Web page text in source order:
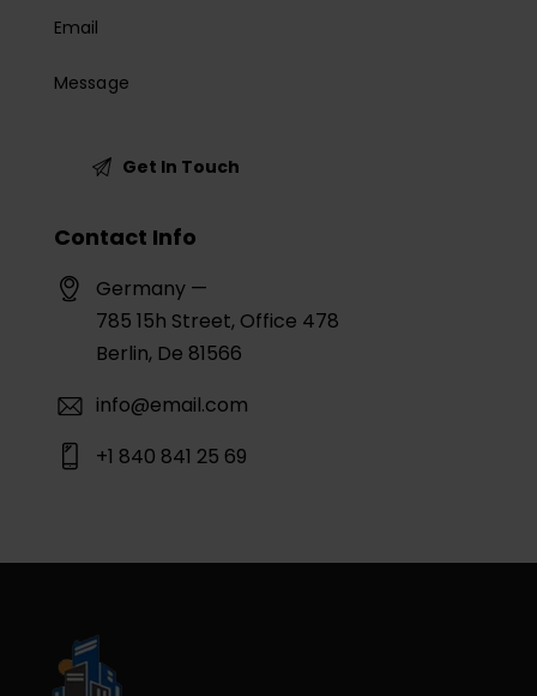
Contact Info
Germany —
785 15h Street, Office 478
Berlin, De 81566
info@email.com
+1 840 841 25 69